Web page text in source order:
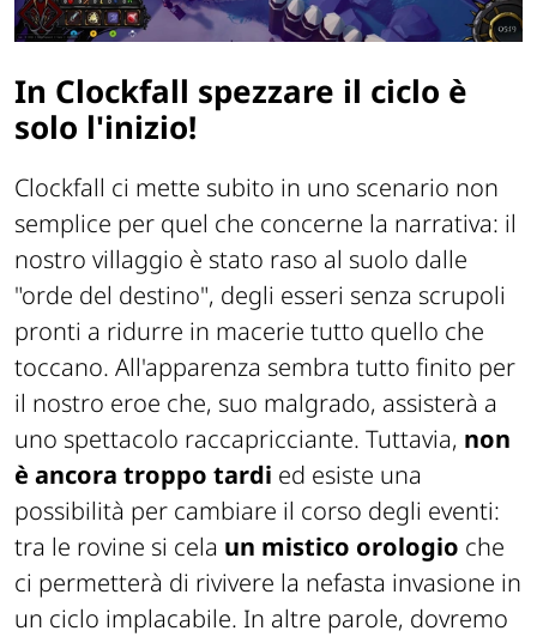
In Clockfall spezzare il ciclo è
solo l'inizio!
Clockfall ci mette subito in uno scenario non
semplice per quel che concerne la narrativa: il
nostro villaggio è stato raso al suolo dalle
"orde del destino", degli esseri senza scrupoli
pronti a ridurre in macerie tutto quello che
toccano. All'apparenza sembra tutto finito per
il nostro eroe che, suo malgrado, assisterà a
uno spettacolo raccapricciante. Tuttavia, non
è ancora troppo tardi ed esiste una
possibilità per cambiare il corso degli eventi:
tra le rovine si cela un mistico orologio che
ci permetterà di rivivere la nefasta invasione in
un ciclo implacabile. In altre parole, dovremo